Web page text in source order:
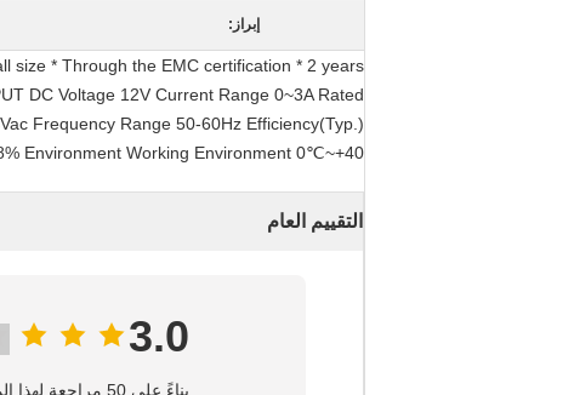
إبراز:
size * Through the EMC certification * 2 years
DC Voltage 12V Current Range 0~3A Rated
Frequency Range 50-60Hz Efficiency(Typ.)
Environment Working Environment 0℃~+40
التقييم العام
3.0
بناءً على 50 مراجعة لهذا المورد